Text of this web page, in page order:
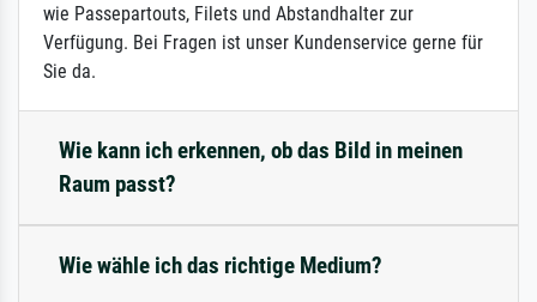
wie Passepartouts, Filets und Abstandhalter zur
Verfügung. Bei Fragen ist unser Kundenservice gerne für
Sie da.
Wie kann ich erkennen, ob das Bild in meinen
Raum passt?
Wie wähle ich das richtige Medium?